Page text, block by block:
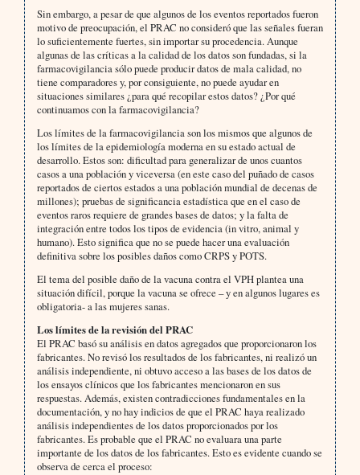
Sin embargo, a pesar de que algunos de los eventos reportados fueron
motivo de preocupación, el PRAC no consideró que las señales fueran
lo suficientemente fuertes, sin importar su procedencia. Aunque
algunas de las críticas a la calidad de los datos son fundadas, si la
farmacovigilancia sólo puede producir datos de mala calidad, no
tiene comparadores y, por consiguiente, no puede ayudar en
situaciones similares ¿para qué recopilar estos datos? ¿Por qué
continuamos con la farmacovigilancia?
Los límites de la farmacovigilancia son los mismos que algunos de
los límites de la epidemiología moderna en su estado actual de
desarrollo. Estos son: dificultad para generalizar de unos cuantos
casos a una población y viceversa (en este caso del puñado de casos
reportados de ciertos estados a una población mundial de decenas de
millones); pruebas de significancia estadística que en el caso de
eventos raros requiere de grandes bases de datos; y la falta de
integración entre todos los tipos de evidencia (in vitro, animal y
humano). Esto significa que no se puede hacer una evaluación
definitiva sobre los posibles daños como CRPS y POTS.
El tema del posible daño de la vacuna contra el VPH plantea una
situación difícil, porque la vacuna se ofrece – y en algunos lugares es
obligatoria- a las mujeres sanas.
Los límites de la revisión del PRAC
El PRAC basó su análisis en datos agregados que proporcionaron los
fabricantes. No revisó los resultados de los fabricantes, ni realizó un
análisis independiente, ni obtuvo acceso a las bases de los datos de
los ensayos clínicos que los fabricantes mencionaron en sus
respuestas. Además, existen contradicciones fundamentales en la
documentación, y no hay indicios de que el PRAC haya realizado
análisis independientes de los datos proporcionados por los
fabricantes. Es probable que el PRAC no evaluara una parte
importante de los datos de los fabricantes. Esto es evidente cuando se
observa de cerca el proceso: